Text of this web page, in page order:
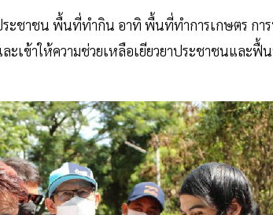
ะชาชน พื้นที่ทำกิน อาทิ พื้นที่ทำการเกษตร การ
และเข้าให้ความช่วยเหลือเยียวยาประชาชนแล